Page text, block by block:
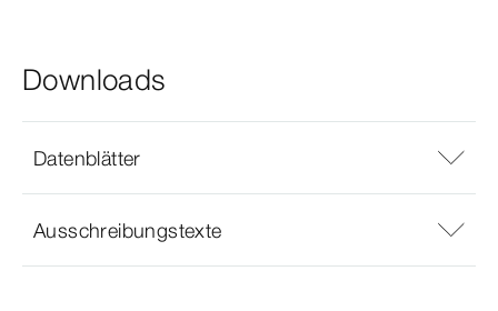
Downloads
Datenblätter
Ausschreibungstexte